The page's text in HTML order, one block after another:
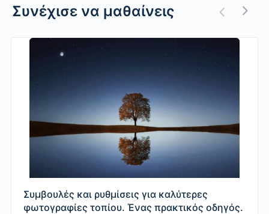
Συνέχισε να μαθαίνεις
Συμβουλές και ρυθμίσεις για καλύτερες
φωτογραφίες τοπίου. Ένας πρακτικός οδηγός.